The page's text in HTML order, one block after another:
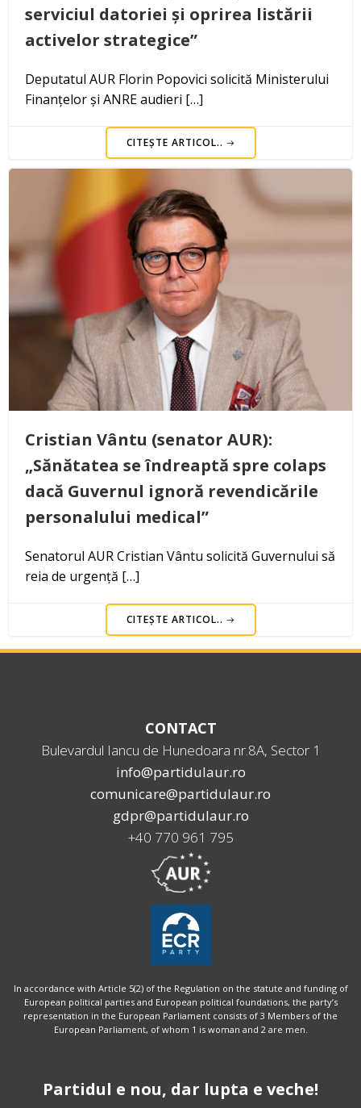
serviciul datoriei și oprirea listării
activelor strategice”
Deputatul AUR Florin Popovici solicită Ministerului
Finanțelor și ANRE audieri […]
CITEȘTE ARTICOL..
Cristian Vântu (senator AUR):
„Sănătatea se îndreaptă spre colaps
dacă Guvernul ignoră revendicările
personalului medical”
Senatorul AUR Cristian Vântu solicită Guvernului să
reia de urgență […]
CITEȘTE ARTICOL..
CONTACT
Bulevardul Iancu de Hunedoara nr.8A, Sector 1
info@partidulaur.ro
comunicare@partidulaur.ro
gdpr@partidulaur.ro
+40 770 961 795
In accordance with Article 5(2) of the Regulation on the statute and funding of
European political parties and European political foundations, the party’s
representation in the European Parliament consists of 3 Members of the
European Parliament, of whom 1 is woman and 2 are men.
Partidul e nou, dar lupta e veche!